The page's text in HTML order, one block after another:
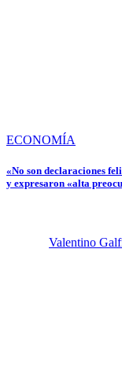
ECONOMÍA
«No son declaraciones
y expresaron «alta
Valentino